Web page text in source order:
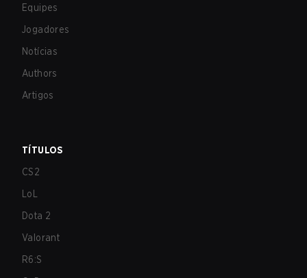
Equipes
Jogadores
Notícias
Authors
Artigos
TÍTULOS
CS2
LoL
Dota 2
Valorant
R6:S